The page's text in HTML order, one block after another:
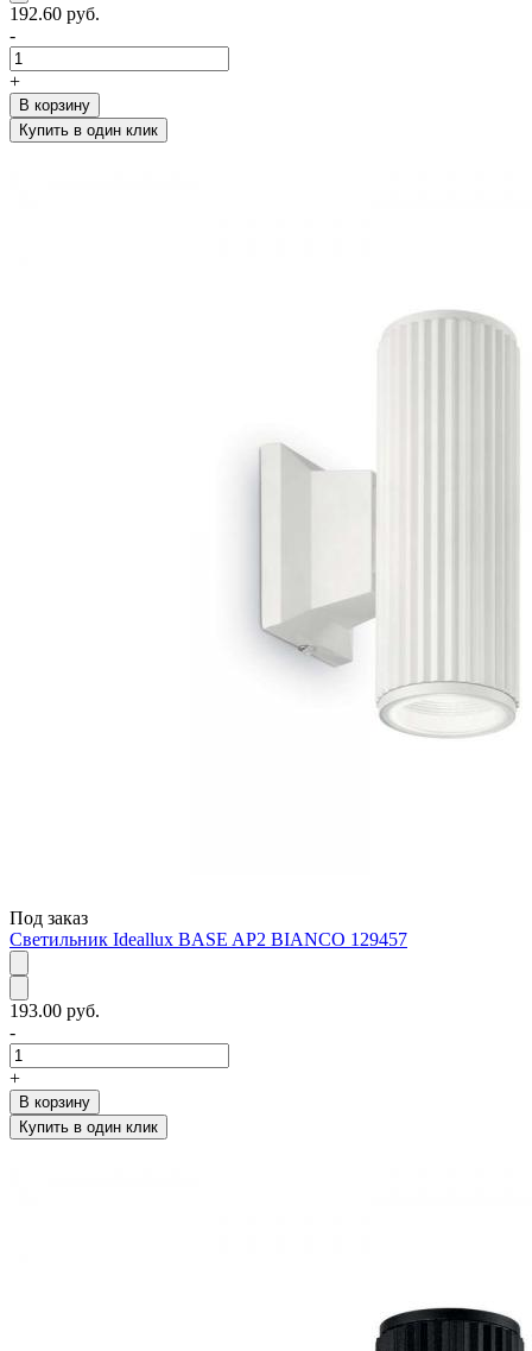
192.60 руб.
-
+
В корзину
Купить в один клик
Под заказ
Светильник Ideallux BASE AP2 BIANCO 129457
193.00 руб.
-
+
В корзину
Купить в один клик